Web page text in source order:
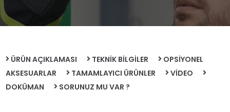
ÜRÜN AÇIKLAMASI TEKNİK BİLGİLER
OPSİYONEL
AKSESUARLAR
TAMAMLAYICI ÜRÜNLER
VİDEO
DOKÜMAN
SORUNUZ MU VAR ?